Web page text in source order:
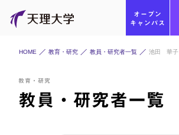
オープン
キャンパス
HOME 教育・研究 教員・研究者一覧 池田 華子
教育・研究
教員・研究者一覧